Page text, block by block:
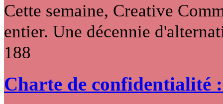
Cette semaine, Creative
entier. Une décennie
188
Charte de confidentialité